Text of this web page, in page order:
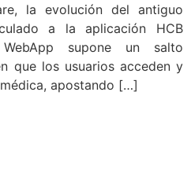
la evolución del antiguo
a la aplicación HCB
supone un salto
que los usuarios acceden y
apostando […]